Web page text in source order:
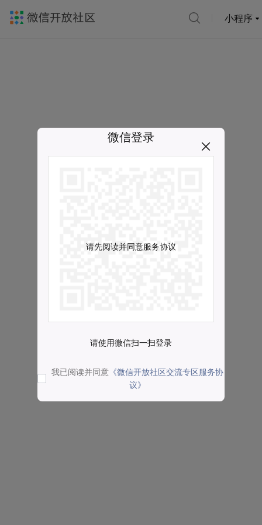
小程序
微信登录
请先阅读并同意服务协议
请使用微信扫一扫登录
我已阅读并同意 《微信开放社区交流专区服务协
议》